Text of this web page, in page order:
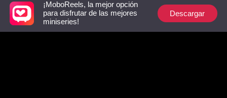
Real
¡MoboReels, la mejor opción
para disfrutar de las mejores
miniseries!
Descargar